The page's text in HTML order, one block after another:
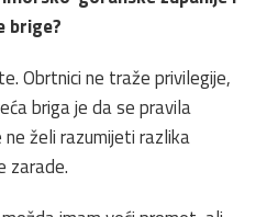
brige?
Obrtnici ne traže privilegije,
briga je da se pravila
želi razumijeti razlika
zarade.